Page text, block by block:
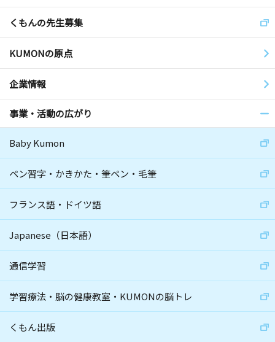
くもんの先生募集
KUMONの原点
企業情報
事業・活動の広がり
Baby Kumon
ペン習字・かきかた・筆ペン・毛筆
フランス語・ドイツ語
Japanese（日本語）
通信学習
学習療法・脳の健康教室・KUMONの脳トレ
くもん出版